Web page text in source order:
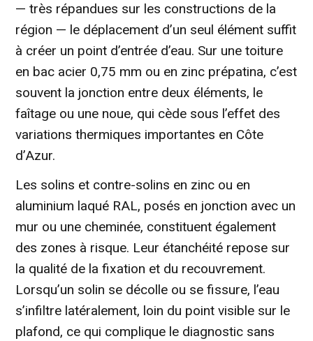
— très répandues sur les constructions de la
région — le déplacement d’un seul élément suffit
à créer un point d’entrée d’eau. Sur une toiture
en bac acier 0,75 mm ou en zinc prépatina, c’est
souvent la jonction entre deux éléments, le
faîtage ou une noue, qui cède sous l’effet des
variations thermiques importantes en Côte
d’Azur.
Les solins et contre-solins en zinc ou en
aluminium laqué RAL, posés en jonction avec un
mur ou une cheminée, constituent également
des zones à risque. Leur étanchéité repose sur
la qualité de la fixation et du recouvrement.
Lorsqu’un solin se décolle ou se fissure, l’eau
s’infiltre latéralement, loin du point visible sur le
plafond, ce qui complique le diagnostic sans